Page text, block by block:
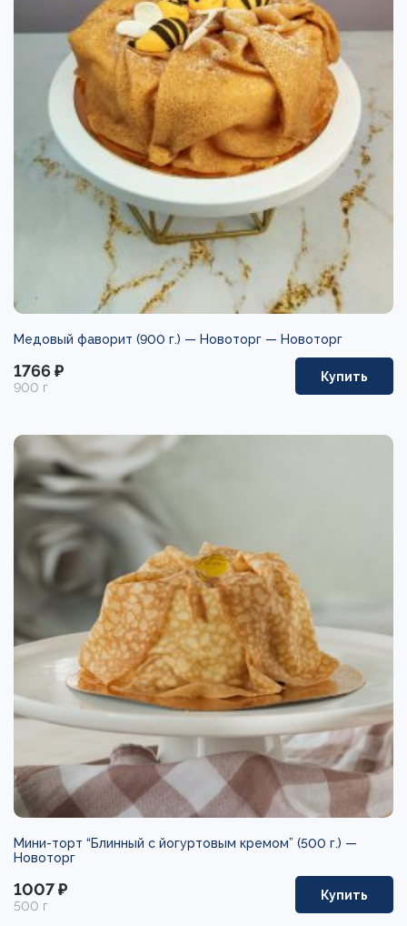
Медовый фаворит (900 г.) — Новоторг — Новоторг
1766 ₽
900 г
Купить
Мини-торт “Блинный с йогуртовым кремом” (500 г.) —
Новоторг
1007 ₽
500 г
Купить